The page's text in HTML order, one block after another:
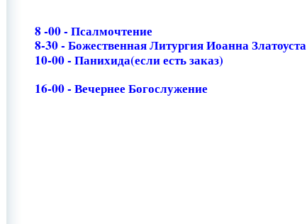
8 -00 - Псалмочтение
8-30 - Божественная Литургия Иоанна Златоуста
10-00 - Панихида(если есть заказ)
16-00 - Вечернее Богослужение